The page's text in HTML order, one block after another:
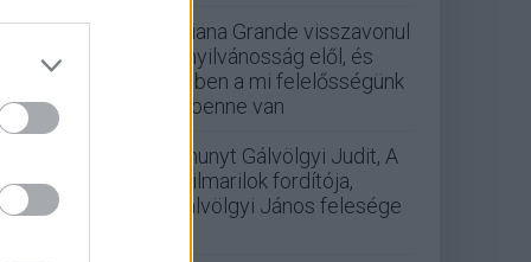
Ariana Grande visszavonul
a nyilvánosság elől, és
ebben a mi felelősségünk
is benne van
Elhunyt Gálvölgyi Judit, A
szilmarilok fordítója,
Gálvölgyi János felesége